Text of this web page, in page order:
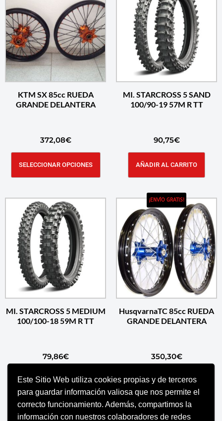
Este Sitio Web utiliza cookies propias y de terceros
para guardar información valiosa que nos permite el
correcto funcionamiento. Además, compartimos la
información con nuestros colaboradores de redes
KTM SX 85cc RUEDA
GRANDE DELANTERA
372,08€
SELECCIONAR OPCIONES
MI. STARCROSS 5 SAND
100/90-19 57M R TT
90,75€
AÑADIR AL CARRITO
MI. STARCROSS 5 MEDIUM
100/100-18 59M R TT
79,86€
AÑADIR AL CARRITO
¡ENVÍO GRATIS!
HusqvarnaTC 85cc RUEDA
GRANDE DELANTERA
350,30€
SELECCIONAR OPCIONES